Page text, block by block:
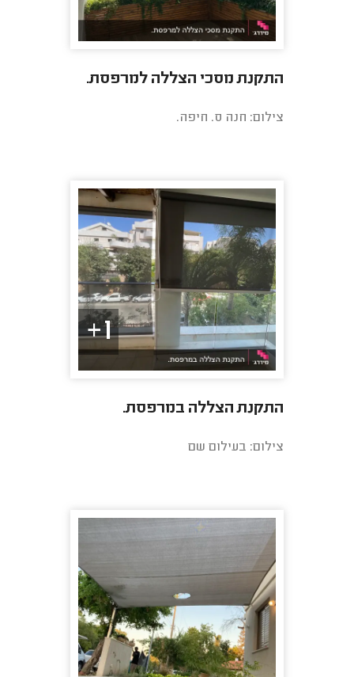
התקנת מסכי הצללה למרפסת.
צילום: חנה ס. חיפה.
1+
התקנת הצללה במרפסת.
צילום: בעילום שם